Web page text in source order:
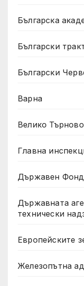
Българска
Български
Български
Варна
Велико
Главна
Държавен
Държавната
технически
Европейските
Железопътна